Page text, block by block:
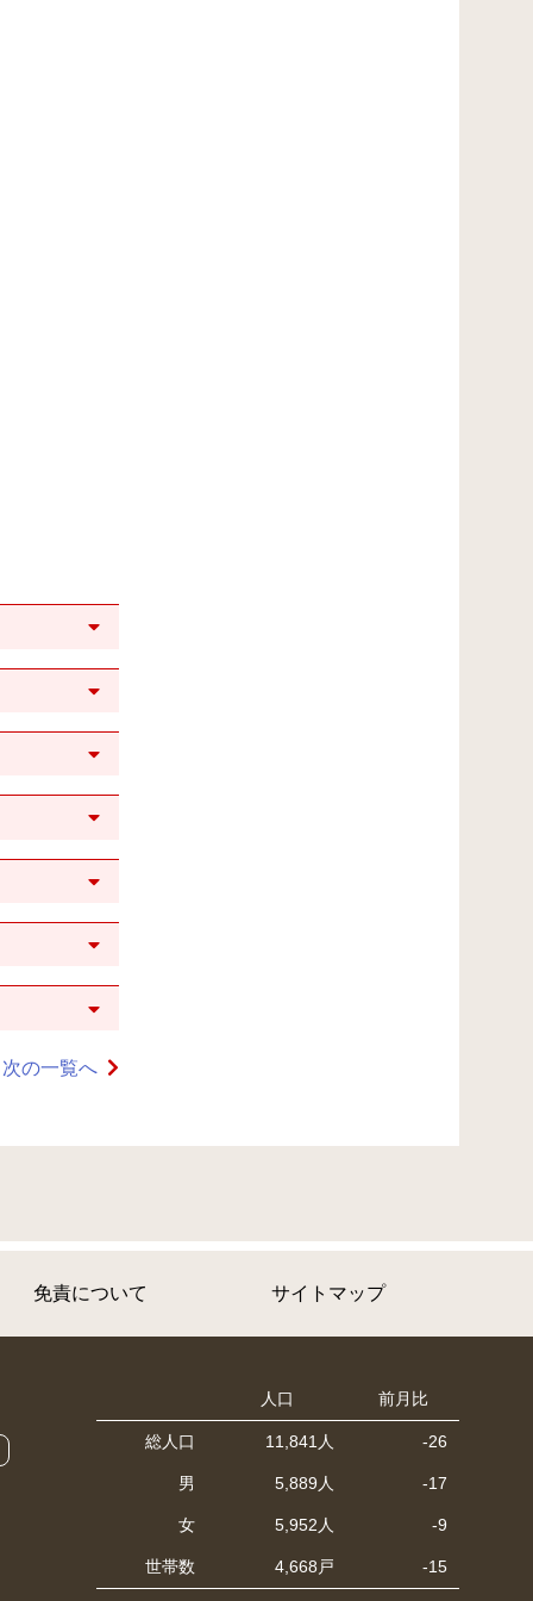
次の一覧へ
免責について サイトマップ
人口 前月比
総人口 11,841人 -26
男 5,889人 -17
女 5,952人 -9
世帯数 4,668戸 -15